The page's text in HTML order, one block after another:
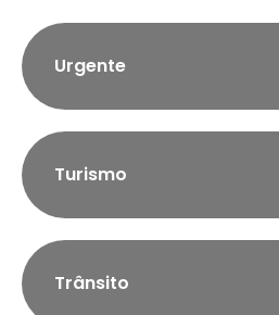
Urgente
Turismo
Trânsito